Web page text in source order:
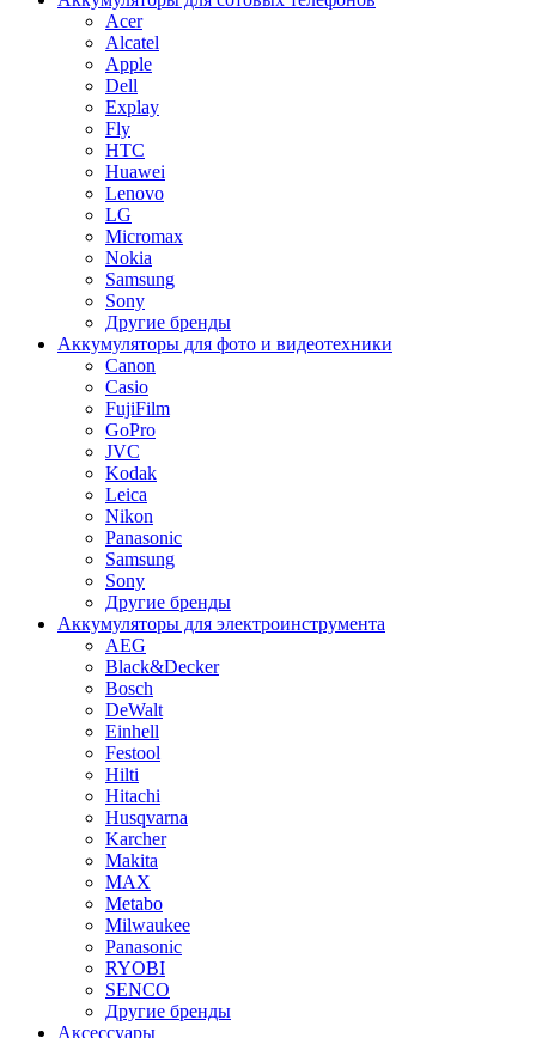
Acer
Alcatel
Apple
Dell
Explay
Fly
HTC
Huawei
Lenovo
LG
Micromax
Nokia
Samsung
Sony
Другие бренды
Аккумуляторы для фото и видеотехники
Canon
Casio
FujiFilm
GoPro
JVC
Kodak
Leica
Nikon
Panasonic
Samsung
Sony
Другие бренды
Аккумуляторы для электроинструмента
AEG
Black&Decker
Bosch
DeWalt
Einhell
Festool
Hilti
Hitachi
Husqvarna
Karcher
Makita
MAX
Metabo
Milwaukee
Panasonic
RYOBI
SENCO
Другие бренды
Аксессуары